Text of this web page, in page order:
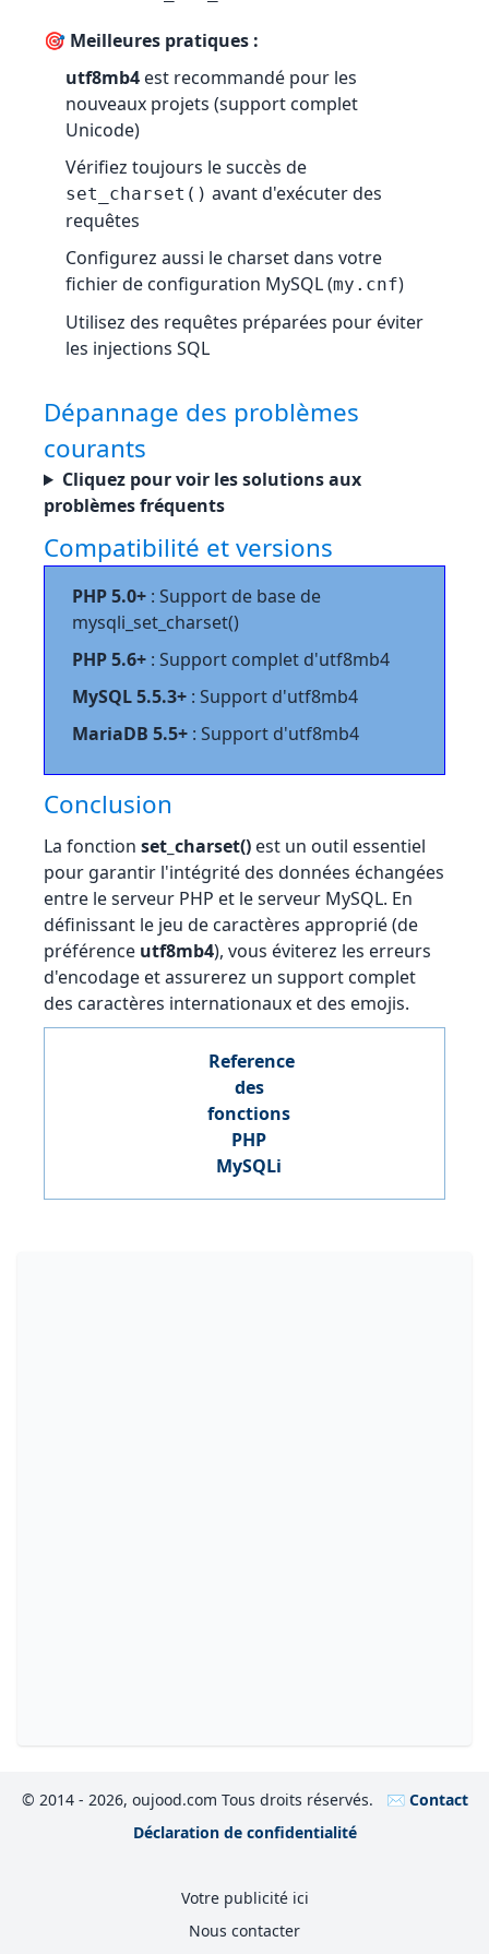
🎯 Meilleures pratiques :
utf8mb4 est recommandé pour les
nouveaux projets (support complet
Unicode)
Vérifiez toujours le succès de
set_charset() avant d'exécuter des
requêtes
Configurez aussi le charset dans votre
fichier de configuration MySQL (my.cnf)
Utilisez des requêtes préparées pour éviter
les injections SQL
Dépannage des problèmes
courants
Cliquez pour voir les solutions aux
problèmes fréquents
Compatibilité et versions
PHP 5.0+ : Support de base de
mysqli_set_charset()
PHP 5.6+ : Support complet d'utf8mb4
MySQL 5.5.3+ : Support d'utf8mb4
MariaDB 5.5+ : Support d'utf8mb4
Conclusion
La fonction set_charset() est un outil essentiel
pour garantir l'intégrité des données échangées
entre le serveur PHP et le serveur MySQL. En
définissant le jeu de caractères approprié (de
préférence utf8mb4), vous éviterez les erreurs
d'encodage et assurerez un support complet
des caractères internationaux et des emojis.
Reference
des
fonctions
PHP
MySQLi
© 2014 - 2026, oujood.com Tous droits réservés.
✉️ Contact
Déclaration de confidentialité
Votre publicité ici
Nous contacter